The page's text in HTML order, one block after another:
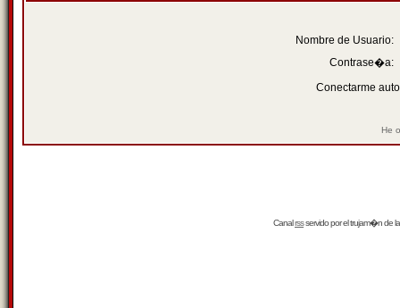
Nombre de Usuario:
Contrase�a:
Conectarme
He
Canalrssservido por eltrujam�nde